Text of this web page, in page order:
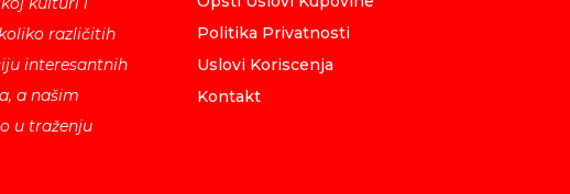
različitih
interesantnih
a našim
u traženju
Politika Privatnosti
Uslovi Koriscenja
Kontakt